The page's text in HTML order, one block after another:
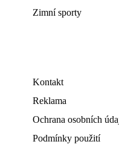
Zimní sporty
Kontakt
Reklama
Ochrana osobních
Podmínky použití